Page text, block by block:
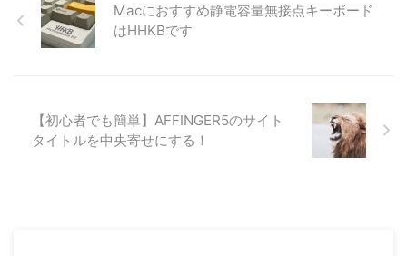
Macにおすすめ静電容量無接点キーボード
はHHKBです
【初心者でも簡単】AFFINGER5のサイト
タイトルを中央寄せにする！